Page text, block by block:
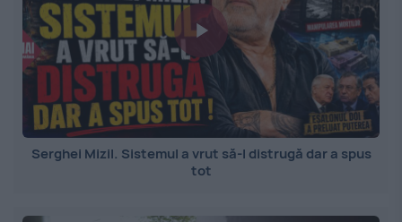
Serghei Mizil. Sistemul a vrut să-l distrugă dar a spus
tot